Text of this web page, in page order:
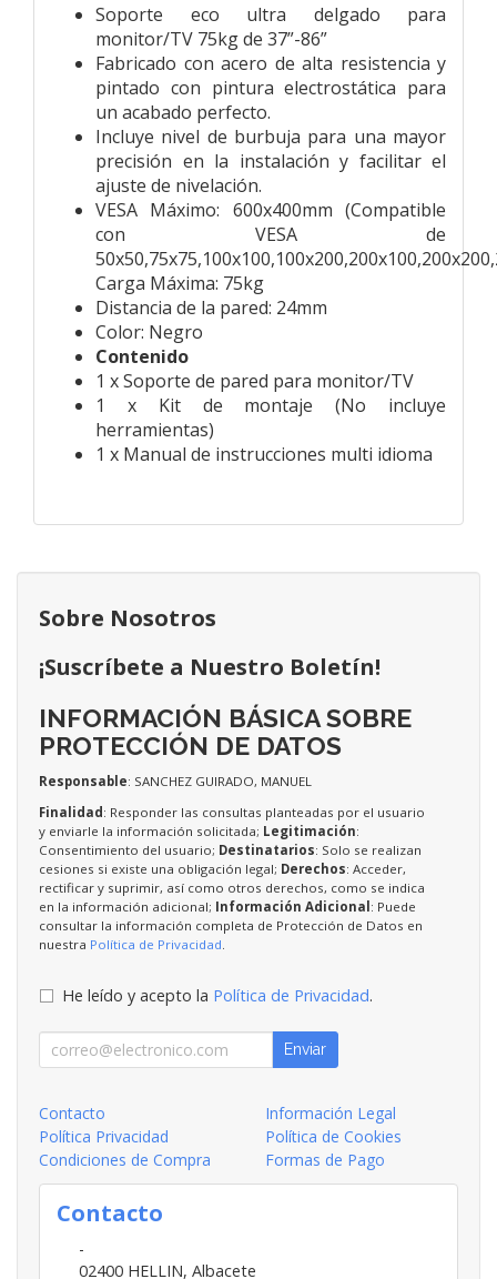
Soporte eco ultra delgado para
monitor/TV 75kg de 37”-86”
Fabricado con acero de alta resistencia y
pintado con pintura electrostática para
un acabado perfecto.
Incluye nivel de burbuja para una mayor
precisión en la instalación y facilitar el
ajuste de nivelación.
VESA Máximo: 600x400mm (Compatible
con VESA de
Carga Máxima: 75kg
Distancia de la pared: 24mm
Color: Negro
Contenido
1 x Soporte de pared para monitor/TV
1 x Kit de montaje (No incluye
herramientas)
1 x Manual de instrucciones multi idioma
Sobre Nosotros
¡Suscríbete a Nuestro Boletín!
INFORMACIÓN BÁSICA SOBRE
PROTECCIÓN DE DATOS
Responsable: SANCHEZ GUIRADO, MANUEL
Finalidad: Responder las consultas planteadas por el usuario
y enviarle la información solicitada; Legitimación:
Consentimiento del usuario; Destinatarios: Solo se realizan
cesiones si existe una obligación legal; Derechos: Acceder,
rectificar y suprimir, así como otros derechos, como se indica
en la información adicional; Información Adicional: Puede
consultar la información completa de Protección de Datos en
nuestra Política de Privacidad
He leído y acepto la Política de Privacidad.
Enviar
Contacto
Información Legal
Política Privacidad
Política de Cookies
Condiciones de Compra
Formas de Pago
Contacto
-
02400 HELLIN, Albacete